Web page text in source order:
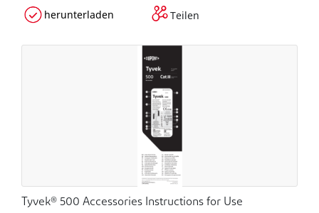
herunterladen Teilen
Tyvek® 500 Accessories Instructions for Use